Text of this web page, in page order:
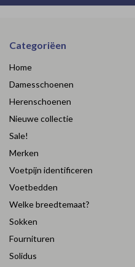
Categoriëen
Home
Damesschoenen
Herenschoenen
Nieuwe collectie
Sale!
Merken
Voetpijn identificeren
Voetbedden
Welke breedtemaat?
Sokken
Fournituren
Solidus